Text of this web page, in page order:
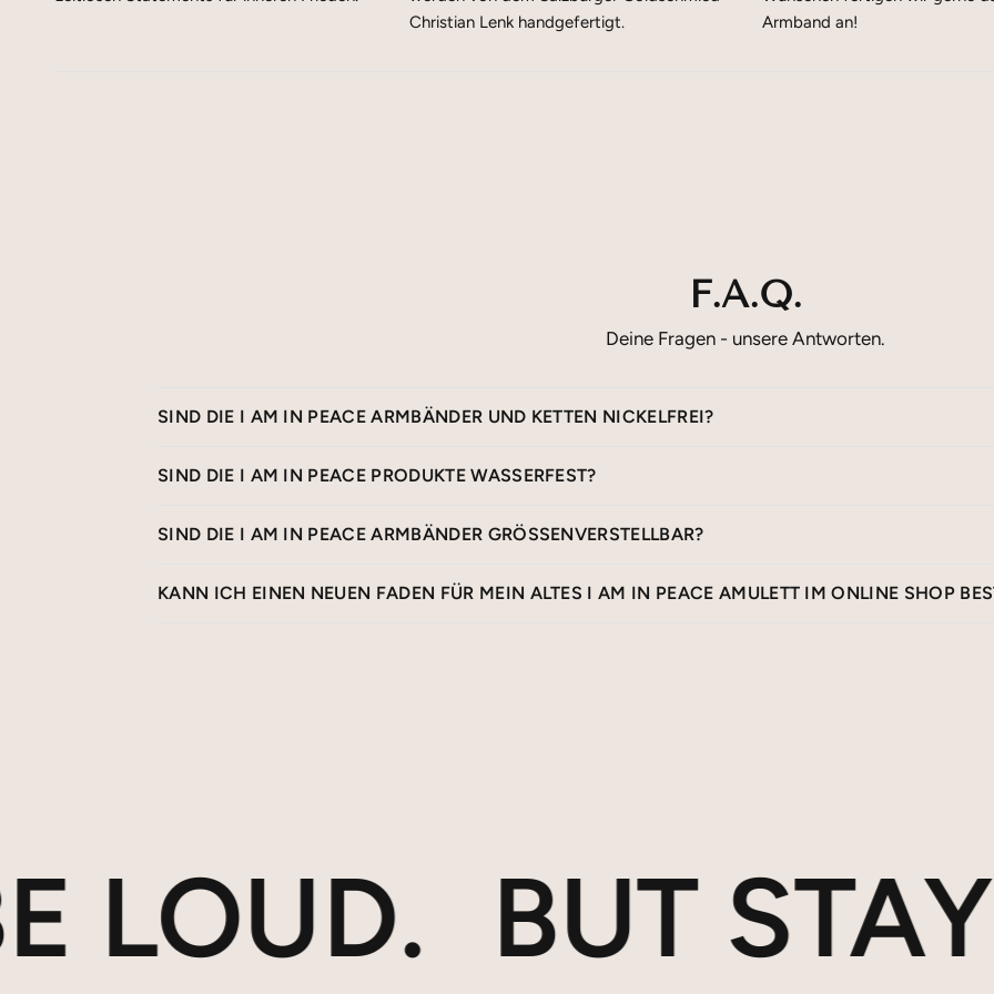
Christian Lenk handgefertigt.
Armband an!
F.A.Q.
Deine Fragen - unsere Antworten.
SIND DIE I AM IN PEACE ARMBÄNDER UND KETTEN NICKELFREI?
SIND DIE I AM IN PEACE PRODUKTE WASSERFEST?
SIND DIE I AM IN PEACE ARMBÄNDER GRÖSSENVERSTELLBAR?
KANN ICH EINEN NEUEN FADEN FÜR MEIN ALTES I AM IN PEACE AMULETT IM ONLINE SHOP
BUT STAY